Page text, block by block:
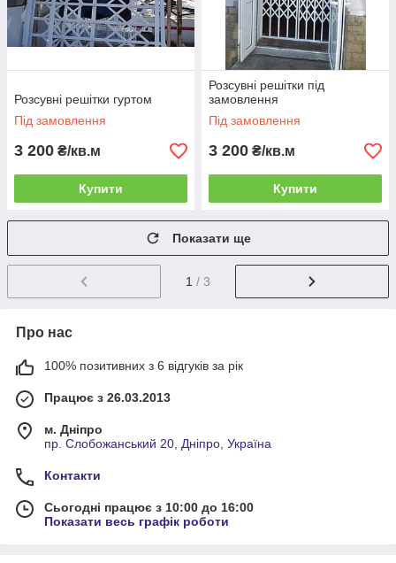
Розсувні решітки гуртом
Під замовлення
3 200 ₴/кв.м
Купити
Розсувні решітки під
замовлення
Під замовлення
3 200 ₴/кв.м
Купити
Показати ще
1 / 3
Про нас
100% позитивних з 6 відгуків за рік
Працює з 26.03.2013
м. Дніпро
пр. Слобожанський 20, Дніпро, Україна
Контакти
Сьогодні працює з 10:00 до 16:00
Показати весь графік роботи